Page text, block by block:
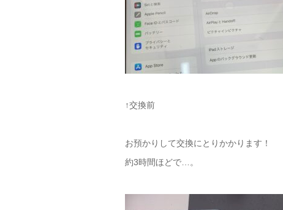
↑交換前
お預かりして交換にとりかかります！
約3時間ほどで…。